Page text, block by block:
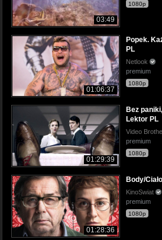
03:49
1080p
01:06:37
Popek.
PL
Netlook
premium
1080p
01:29:39
Bez
Lektor PL
Video
premium
1080p
01:28:36
Body/
KinoSwiat
premium
1080p